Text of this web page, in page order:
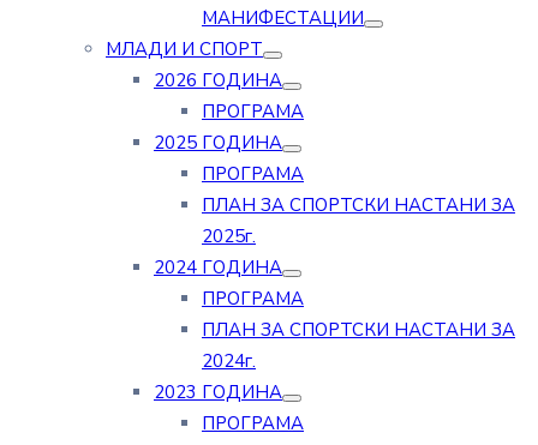
МАНИФЕСТАЦИИ
МЛАДИ И СПОРТ
2026 ГОДИНА
ПРОГРАМА
2025 ГОДИНА
ПРОГРАМА
ПЛАН ЗА СПОРТСКИ НАСТАНИ ЗА
2025г.
2024 ГОДИНА
ПРОГРАМА
ПЛАН ЗА СПОРТСКИ НАСТАНИ ЗА
2024г.
2023 ГОДИНА
ПРОГРАМА